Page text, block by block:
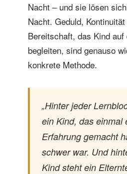
Nacht – und sie lösen
Nacht. Geduld,
Bereitschaft, das Kind
begleiten, sind genauso
konkrete Methode.
„Hinter jeder
ein Kind, das einmal
Erfahrung gemacht
schwer war. Und
Kind steht ein